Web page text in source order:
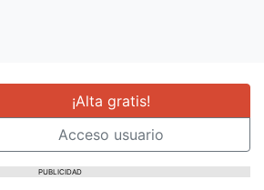
¡Alta gratis!
Acceso usuario
PUBLICIDAD